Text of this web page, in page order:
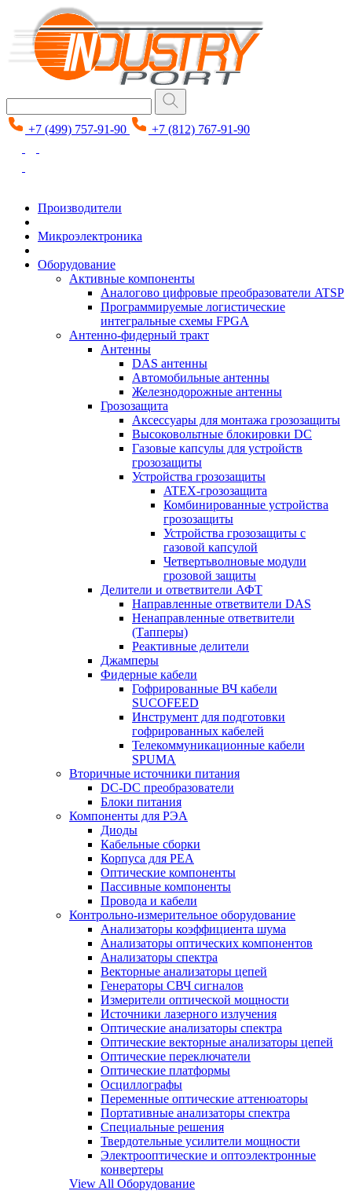
+7 (499) 757-91-90 +7 (812) 767-91-90
Производители
Микроэлектроника
Оборудование
Активные компоненты
Аналогово цифровые преобразователи ATSP
Программируемые логистические
интегральные схемы FPGA
Антенно-фидерный тракт
Антенны
DAS антенны
Автомобильные антенны
Железнодорожные антенны
Грозозащита
Аксессуары для монтажа грозозащиты
Высоковольтные блокировки DC
Газовые капсулы для устройств
грозозащиты
Устройства грозозащиты
ATEX-грозозащита
Комбинированные устройства
грозозащиты
Устройства грозозащиты с
газовой капсулой
Четвертьволновые модули
грозовой защиты
Делители и ответвители АФТ
Направленные ответвители DAS
Ненаправленные ответвители
(Тапперы)
Реактивные делители
Джамперы
Фидерные кабели
Гофрированные ВЧ кабели
SUCOFEED
Инструмент для подготовки
гофрированных кабелей
Телекоммуникационные кабели
SPUMA
Вторичные источники питания
DC-DC преобразователи
Блоки питания
Компоненты для РЭА
Диоды
Кабельные сборки
Корпуса для РЕА
Оптические компоненты
Пассивные компоненты
Провода и кабели
Контрольно-измерительное оборудование
Анализаторы коэффициента шума
Анализаторы оптических компонентов
Анализаторы спектра
Векторные анализаторы цепей
Генераторы СВЧ сигналов
Измерители оптической мощности
Источники лазерного излучения
Оптические анализаторы спектра
Оптические векторные анализаторы цепей
Оптические переключатели
Оптические платформы
Осциллографы
Переменные оптические аттенюаторы
Портативные анализаторы спектра
Специальные решения
Твердотельные усилители мощности
Электрооптические и оптоэлектронные
конвертеры
View All Оборудование